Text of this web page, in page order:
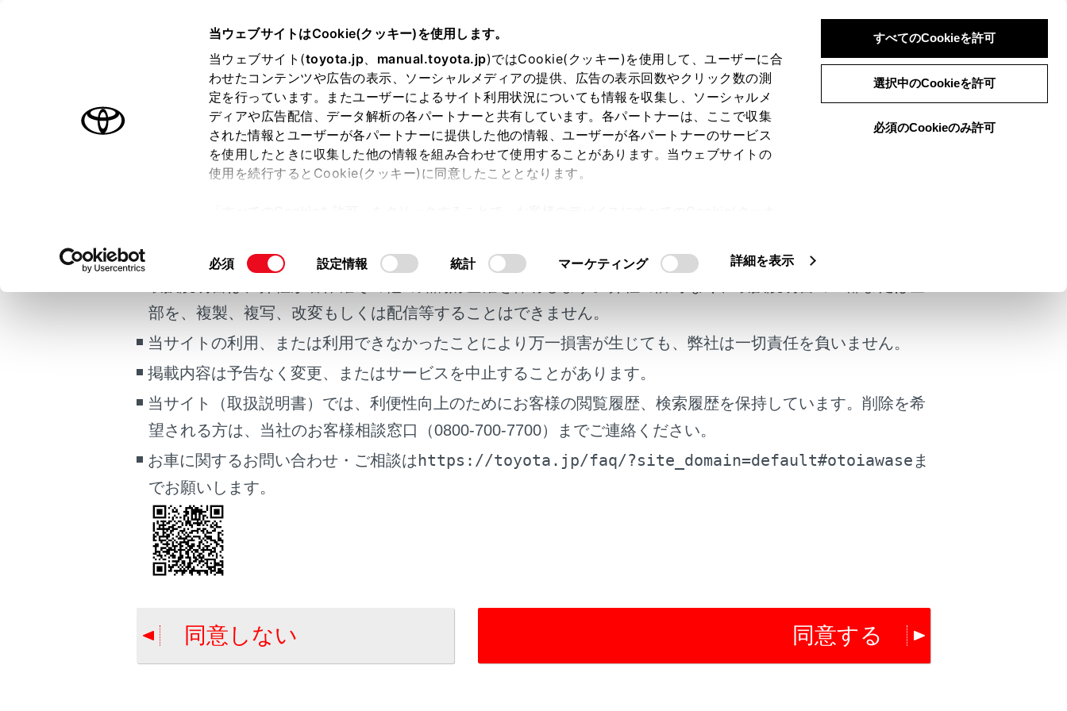
当ウェブサイトはCookie(クッキー)を使用します。
当ウェブサイト(toyota.jp、 manual.toyota.jp)ではCookie(クッキー)を使用して、ユーザーに合
わせたコンテンツや広告の表示、ソーシャルメディアの提供、広告の表示回数やクリック数の測
定を行っています。またユーザーによるサイト利用状況についても情報を収集し、ソーシャルメ
ディアや広告配信、データ解析の各パートナーと共有しています。各パートナーは、ここで収集
された情報とユーザーが各パートナーに提供した他の情報、ユーザーが各パートナーのサービス
を使用したときに収集した他の情報を組み合わせて使用することがあります。当ウェブサイトの
使用を続行するとCookie(クッキー)に同意したこととなります。
て」をご覧ください。
同
の
選
択
必須 設定情報 統計 マーケティング 詳細を表示
すべてのCookieを許可
選択中のCookieを許可
必須のCookieのみ許可
はじめに
安全・安心のために
マルチメディア
お手入れのしかた
万一の場合には
こんなときは
ブックマーク
画面表示設定
お手入れのしかた 簡単な点検・部品交換
ウォッシャー液の補充
合わせて見られているページ
タイヤについて
駆動用電池冷却用吸入口の清掃
電子キーの電池交換
このページは役に立ちましたか？
はい いいえ
ご利用の条件
掲載している取扱説明書はお客様の年式に合致しない場合があります。
部を、複製、複写、改変もしくは配信等することはできません。
当サイトの利用、または利用できなかったことにより万一損害が生じても、弊社は一切責任を負いません。
掲載内容は予告なく変更、またはサービスを中止することがあります。
当サイト（取扱説明書）では、利便性向上のためにお客様の閲覧履歴、検索履歴を保持しています。削除を希
望される方は、当社のお客様相談窓口（0800-700-7700）までご連絡ください。
お車に関するお問い合わせ・ご相談はhttps://toyota.jp/faq/?site_domain=default#otoiawase ま
でお願いします。
同意しない 同意する